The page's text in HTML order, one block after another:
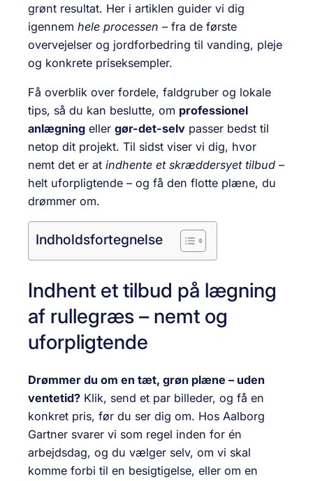
grønt resultat. Her i artiklen guider vi dig
igennem hele processen – fra de første
overvejelser og jordforbedring til vanding, pleje
og konkrete priseksempler.
Få overblik over fordele, faldgruber og lokale
tips, så du kan beslutte, om professionel
anlægning eller gør-det-selv passer bedst til
netop dit projekt. Til sidst viser vi dig, hvor
nemt det er at indhente et skræddersyet tilbud –
helt uforpligtende – og få den flotte plæne, du
drømmer om.
Indholdsfortegnelse
Indhent et tilbud på lægning
af rullegræs – nemt og
uforpligtende
Drømmer du om en tæt, grøn plæne – uden
ventetid? Klik, send et par billeder, og få en
konkret pris, før du ser dig om. Hos Aalborg
Gartner svarer vi som regel inden for én
arbejdsdag, og du vælger selv, om vi skal
komme forbi til en besigtigelse, eller om en